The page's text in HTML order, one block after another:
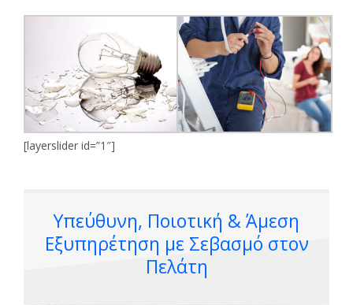
[layerslider id=”1″]
Υπεύθυνη, Ποιοτική & Άμεση
Εξυπηρέτηση με Σεβασμό στον
Πελάτη